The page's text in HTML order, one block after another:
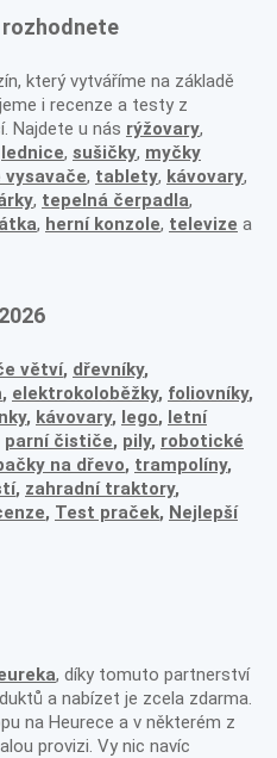
rozhodnete
který vytváříme na základě
i recenze a testy z
Najdete u nás rýžovary,
lednice, sušičky, myčky
, tablety, kávovary,
, tepelná čerpadla,
, herní konzole, televize a
větví, dřevníky,
, elektrokoloběžky, foliovníky,
, kávovary, lego, letní
parní čističe, pily, robotické
na dřevo, trampolíny,
, zahradní traktory,
, Test praček, Nejlepší
, díky tomuto partnerství
a nabízet je zcela zdarma.
na Heurece a v některém z
provizi. Vy nic navíc